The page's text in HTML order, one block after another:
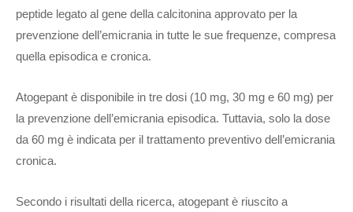
peptide legato al gene della calcitonina approvato per la
prevenzione dell’emicrania in tutte le sue frequenze, compresa
quella episodica e cronica.
Atogepant è disponibile in tre dosi (10 mg, 30 mg e 60 mg) per
la prevenzione dell’emicrania episodica. Tuttavia, solo la dose
da 60 mg è indicata per il trattamento preventivo dell’emicrania
cronica.
Secondo i risultati della ricerca, atogepant è riuscito a